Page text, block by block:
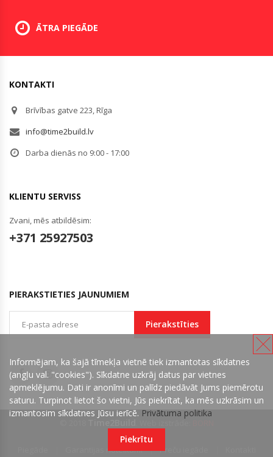
ĀTRA PIEGĀDE
KONTAKTI
Brīvības gatve 223, Rīga
info@time2build.lv
Darba dienās no 9:00 - 17:00
KLIENTU SERVISS
Zvani, mēs atbildēsim:
+371 25927503
PIERAKSTIETIES JAUNUMIEM
Pierakstīties
Garantijas noteikumi Preču iegāde
Informējam, ka šajā tīmekļa vietnē tiek izmantotas sīkdatnes
(angļu val. "cookies"). Sīkdatne uzkrāj datus par vietnes
apmeklējumu. Dati ir anonīmi un palīdz piedāvāt Jums piemērotu
saturu. Turpinot lietot šo vietni, Jūs piekrītat, ka mēs uzkrāsim un
izmantosim sīkdatnes Jūsu ierīcē. Privātuma politika
Piekrītu